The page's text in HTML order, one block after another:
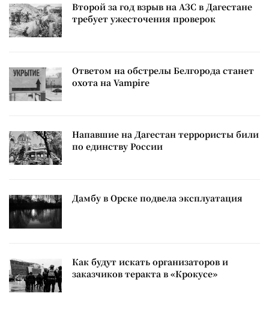
Второй за год взрыв на АЗС в Дагестане
требует ужесточения проверок
Ответом на обстрелы Белгорода станет
охота на Vampire
Напавшие на Дагестан террористы били
по единству России
Дамбу в Орске подвела эксплуатация
Как будут искать организаторов и
заказчиков теракта в «Крокусе»